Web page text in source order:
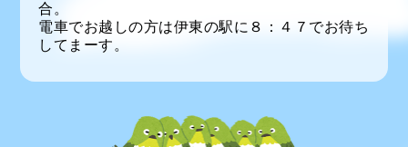
合。
電車でお越しの方は伊東の駅に８：４７でお待ち
してまーす。